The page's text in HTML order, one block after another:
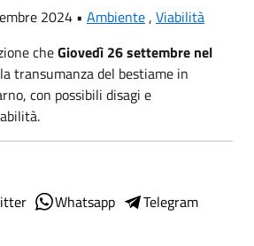
2024 • Ambiente, Viabilità
cheGiovedì 26 settembre nel
transumanza del bestiame in
con possibili disagi e
Whatsapp
Telegram